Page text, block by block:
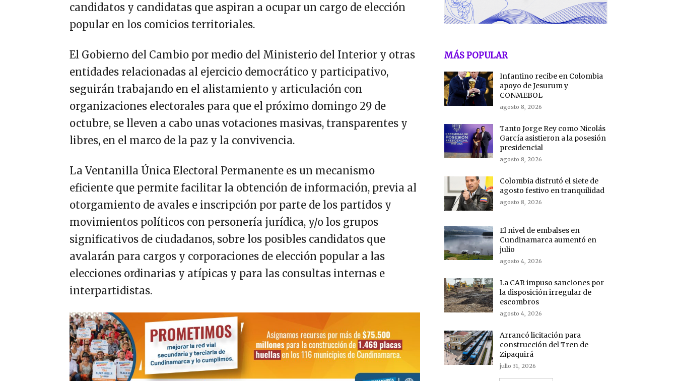
candidatos y candidatas que aspiran a ocupar un cargo de elección
popular en los comicios territoriales.
El Gobierno del Cambio por medio del Ministerio del Interior y otras
entidades relacionadas al ejercicio democrático y participativo,
seguirán trabajando en el alistamiento y articulación con
organizaciones electorales para que el próximo domingo 29 de
octubre, se lleven a cabo unas votaciones masivas, transparentes y
libres, en el marco de la paz y la convivencia.
La Ventanilla Única Electoral Permanente es un mecanismo
eficiente que permite facilitar la obtención de información, previa al
otorgamiento de avales e inscripción por parte de los partidos y
movimientos políticos con personería jurídica, y/o los grupos
significativos de ciudadanos, sobre los posibles candidatos que
avalarán para cargos y corporaciones de elección popular a las
elecciones ordinarias y atípicas y para las consultas internas e
interpartidistas.
MÁS POPULAR
Infantino recibe en Colombia
apoyo de Jesurum y
CONMEBOL
agosto 8, 2026
Tanto Jorge Rey como Nicolás
García asistieron a la posesión
presidencial
agosto 8, 2026
Colombia disfrutó el siete de
agosto festivo en tranquilidad
agosto 8, 2026
El nivel de embalses en
Cundinamarca aumentó en
julio
agosto 4, 2026
La CAR impuso sanciones por
la disposición irregular de
escombros
agosto 4, 2026
Arrancó licitación para
construcción del Tren de
Zipaquirá
julio 31, 2026